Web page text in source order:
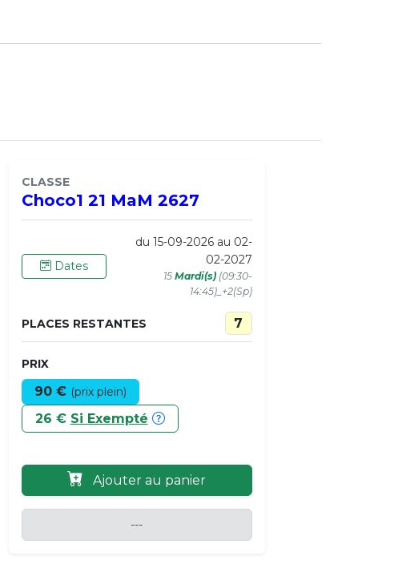
CLASSE
Choco1 21 MaM 2627
Dates
du 15-09-2026 au 02-
02-2027
15 Mardi(s)(09:30-
14:45)_+2(Sp)
PLACES RESTANTES 7
PRIX
90 € (prix plein)
26 € Si Exempté
Ajouter au panier
---